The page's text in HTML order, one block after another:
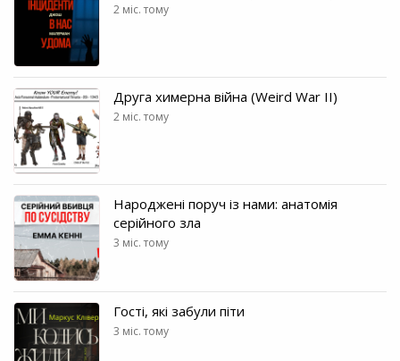
2 міс. тому
Друга химерна війна (Weird War II)
2 міс. тому
Народжені поруч із нами: анатомія
серійного зла
3 міс. тому
Гості, які забули піти
3 міс. тому